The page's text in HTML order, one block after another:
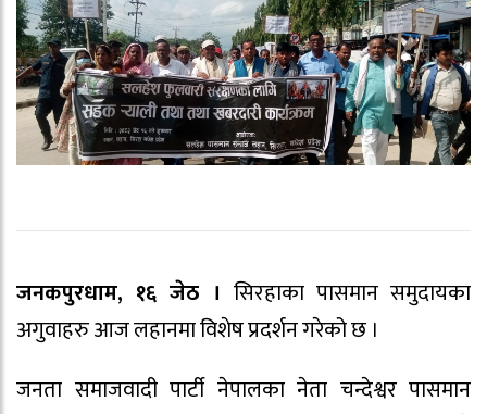
जनकपुरधाम, १६ जेठ । सिरहाका पासमान समुदायका
अगुवाहरु आज लहानमा विशेष प्रदर्शन गरेको छ ।
जनता समाजवादी पार्टी नेपालका नेता चन्देश्वर पासमान